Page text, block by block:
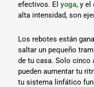
efectivos. Elyoga, y el
alta intensidad, son
Los rebotes están
saltar un pequeño
de tu casa. Solo cinco
pueden aumentar tu
tu sistema linfático